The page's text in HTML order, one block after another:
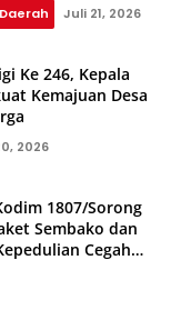
Daerah Juli 21, 2026
Ke 246, Kepala
Kemajuan Desa
2026
1807/Sorong
Sembako dan
Cegah